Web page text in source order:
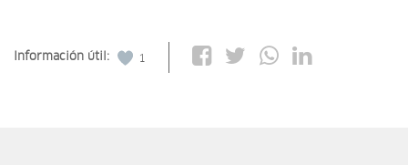
Información útil: 1